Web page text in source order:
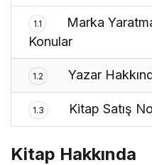
1.1
Marka
Konular
1.2 Yazar
1.3 Kitap Satış
Kitap Hakkında